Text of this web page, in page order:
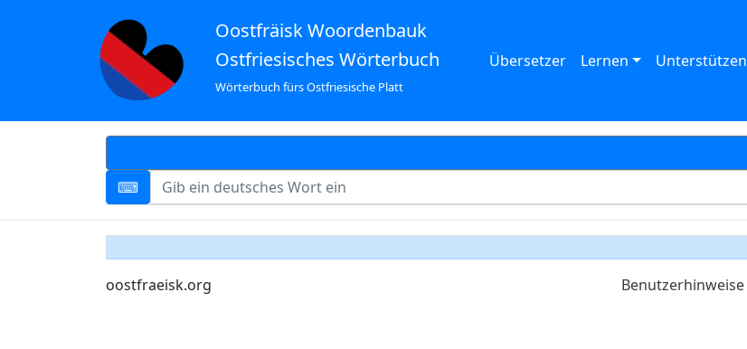
Oostfräisk Woordenbauk
Ostfriesisches Wörterbuch
Wörterbuch fürs Ostfriesische Platt
Übersetzer Lernen Unterstützen
oostfraeisk.org Benutzerhinweise